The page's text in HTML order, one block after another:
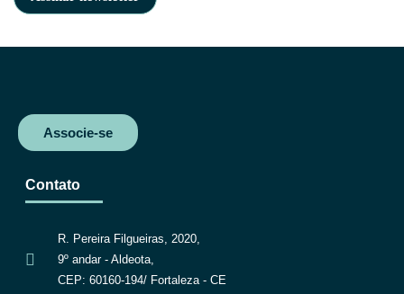
Associe-se
Contato
R. Pereira Filgueiras, 2020,
9º andar - Aldeota,
CEP: 60160-194/ Fortaleza - CE